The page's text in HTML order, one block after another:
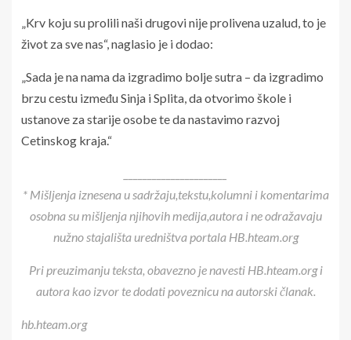
„Krv koju su prolili naši drugovi nije prolivena uzalud, to je
život za sve nas“, naglasio je i dodao:
„Sada je na nama da izgradimo bolje sutra – da izgradimo
brzu cestu između Sinja i Splita, da otvorimo škole i
ustanove za starije osobe te da nastavimo razvoj
Cetinskog kraja.“
* Mišljenja iznesena u sadržaju,tekstu,kolumni i komentarima
osobna su mišljenja njihovih medija,autora i ne odražavaju
nužno stajališta uredništva portala HB.hteam.org
Pri preuzimanju teksta, obavezno je navesti HB.hteam.org i
autora kao izvor te dodati poveznicu na autorski članak.
hb.hteam.org